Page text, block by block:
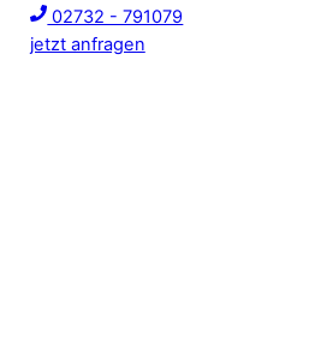
02732 - 791079
jetzt anfragen